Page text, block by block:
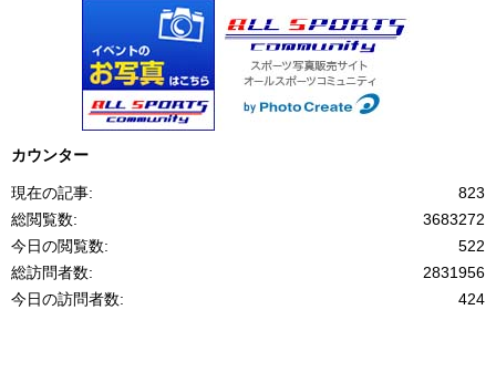
カウンター
823
現在の記事:
3683272
総閲覧数:
522
今日の閲覧数:
2831956
総訪問者数:
424
今日の訪問者数: